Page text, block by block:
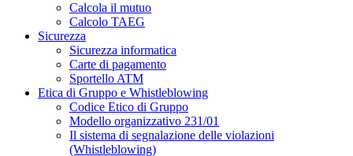
Calcola il mutuo
Calcolo TAEG
Sicurezza
Sicurezza informatica
Carte di pagamento
Sportello ATM
Etica di Gruppo e Whistleblowing
Codice Etico di Gruppo
Modello organizzativo 231/01
Il sistema di segnalazione delle violazioni
(Whistleblowing)